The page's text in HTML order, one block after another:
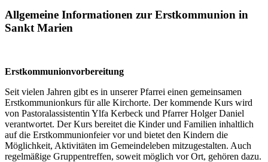
Allgemeine Informationen zur Erstkommunion in
Sankt Marien
Erstkommunionvorbereitung
Seit vielen Jahren gibt es in unserer Pfarrei einen gemeinsamen
Erstkommunionkurs für alle Kirchorte. Der kommende Kurs wird
von Pastoralassistentin Ylfa Kerbeck und Pfarrer Holger Daniel
verantwortet. Der Kurs bereitet die Kinder und Familien inhaltlich
auf die Erstkommunionfeier vor und bietet den Kindern die
Möglichkeit, Aktivitäten im Gemeindeleben mitzugestalten. Auch
regelmäßige Gruppentreffen, soweit möglich vor Ort, gehören dazu.